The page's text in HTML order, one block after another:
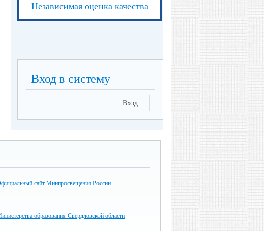
Независимая оценка качества
Вход в систему
Вход
сайт Минпросвещения России
образования Свердловской области